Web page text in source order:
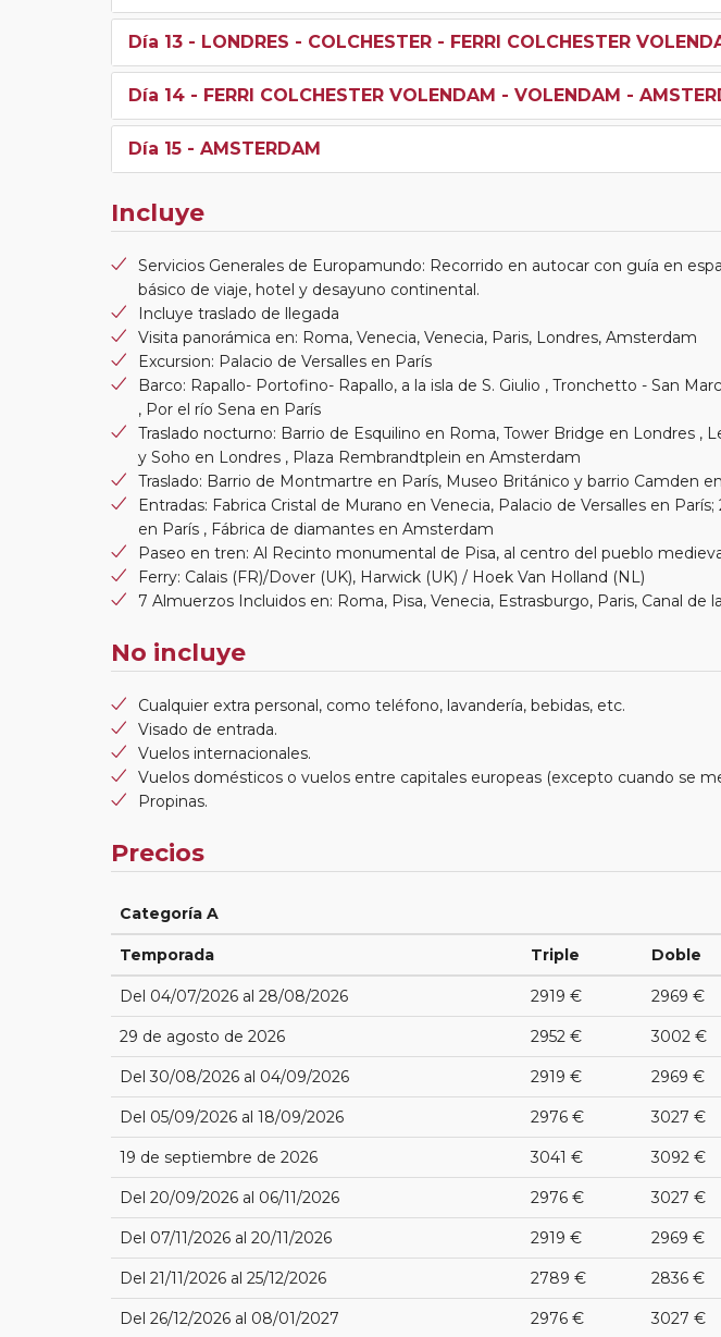
Día 13 - LONDRES - COLCHESTER - FERRI COLCHESTER
Día 14 - FERRI COLCHESTER VOLENDAM - VOLENDAM -
Día 15 - AMSTERDAM
Incluye
Servicios Generales de Europamundo: Recorrido en autocar con guía en
básico de viaje, hotel y desayuno continental.
Incluye traslado de llegada
Visita panorámica en: Roma, Venecia, Venecia, Paris, Londres, Amsterdam
Excursion: Palacio de Versalles en París
Barco: Rapallo- Portofino- Rapallo, a la isla de S. Giulio , Tronchetto - San
, Por el río Sena en París
Traslado nocturno: Barrio de Esquilino en Roma, Tower Bridge en Londres ,
y Soho en Londres , Plaza Rembrandtplein en Amsterdam
Traslado: Barrio de Montmartre en París, Museo Británico y barrio Camden
Entradas: Fabrica Cristal de Murano en Venecia, Palacio de Versalles en
en París , Fábrica de diamantes en Amsterdam
Paseo en tren: Al Recinto monumental de Pisa, al centro del pueblo
Ferry: Calais (FR)/Dover (UK), Harwick (UK) / Hoek Van Holland (NL)
7 Almuerzos Incluidos en: Roma, Pisa, Venecia, Estrasburgo, Paris, Canal de
No incluye
Cualquier extra personal, como teléfono, lavandería, bebidas, etc.
Visado de entrada.
Vuelos internacionales.
Vuelos domésticos o vuelos entre capitales europeas (excepto cuando se
Propinas.
Precios
Categoría A
Temporada Triple Doble
Del 04/07/2026 al 28/08/2026 2919 € 2969 €
29 de agosto de 2026 2952 € 3002 €
Del 30/08/2026 al 04/09/2026 2919 € 2969 €
Del 05/09/2026 al 18/09/2026 2976 € 3027 €
19 de septiembre de 2026 3041 € 3092 €
Del 20/09/2026 al 06/11/2026 2976 € 3027 €
Del 07/11/2026 al 20/11/2026 2919 € 2969 €
Del 21/11/2026 al 25/12/2026 2789 € 2836 €
Del 26/12/2026 al 08/01/2027 2976 € 3027 €